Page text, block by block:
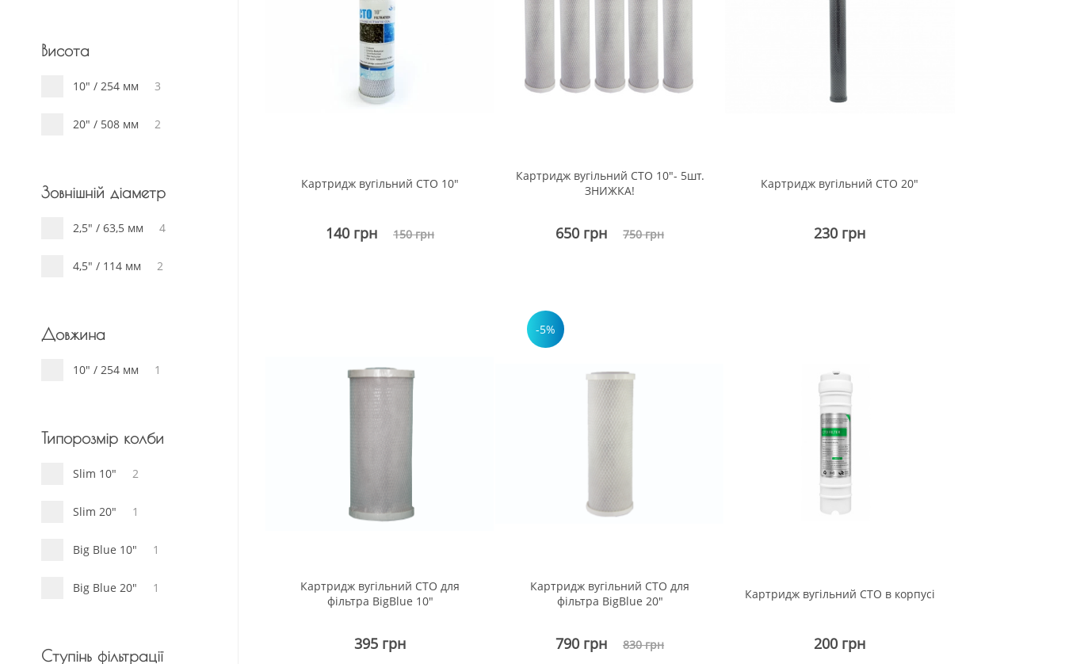
Висота
10" / 254 мм 3
20" / 508 мм 2
Зовнішній діаметр
2,5" / 63,5 мм 4
4,5" / 114 мм 2
Довжина
10" / 254 мм 1
Типорозмір колби
Slim 10" 2
Slim 20" 1
Big Blue 10" 1
Big Blue 20" 1
Ступінь фільтрації
Картридж вугільний СТО 10"
140 грн 150 грн
Картридж вугільний СТО 10"- 5шт.
ЗНИЖКА!
650 грн 750 грн
Картридж вугільний СТО 20"
230 грн
Картридж вугільний СТО для
фільтра BigBlue 10"
395 грн
-5%
Картридж вугільний СТО для
фільтра BigBlue 20"
790 грн 830 грн
Картридж вугільний CTO в корпусі
200 грн